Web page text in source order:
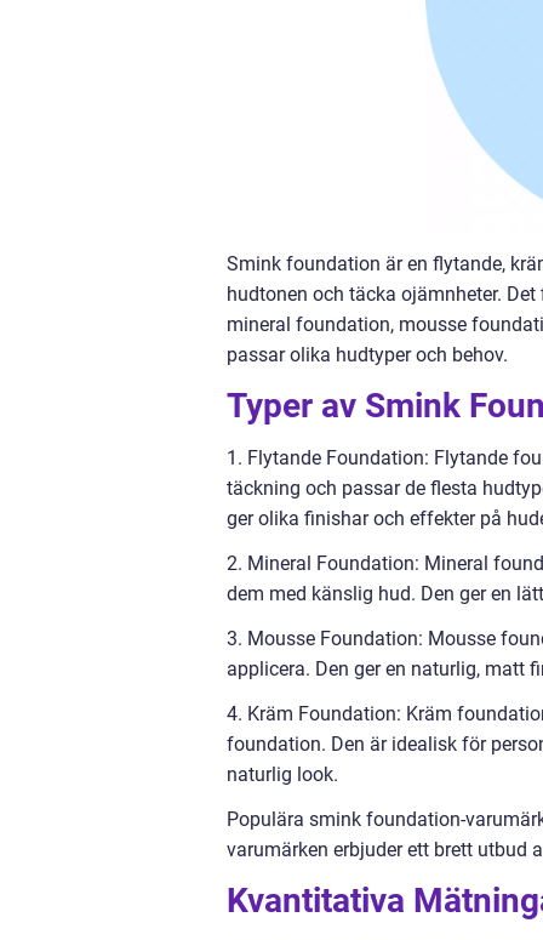
Smink foundation är en flytande,
hudtonen och täcka ojämnheter.
mineral foundation, mousse
passar olika hudtyper och behov.
Typer av Smink
1. Flytande Foundation: Flytande
täckning och passar de flesta
ger olika finishar och effekter på
2. Mineral Foundation: Mineral
dem med känslig hud. Den ger en
3. Mousse Foundation: Mousse
applicera. Den ger en naturlig, matt
4. Kräm Foundation: Kräm
foundation. Den är idealisk för
naturlig look.
Populära smink foundation-
varumärken erbjuder ett brett utbud
Kvantitativa